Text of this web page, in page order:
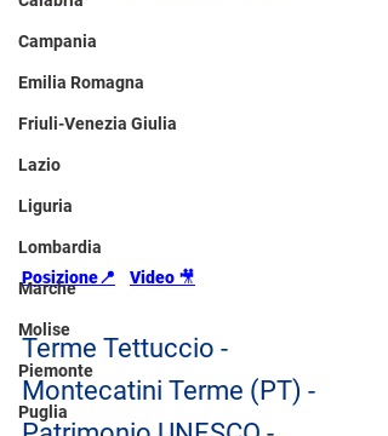
Campania
Emilia Romagna
Friuli-Venezia Giulia
Lazio
Liguria
Lombardia
Marche
Molise
Piemonte
Puglia
Posizione📍 Video 🎥
Terme Tettuccio -
Montecatini Terme (PT) -